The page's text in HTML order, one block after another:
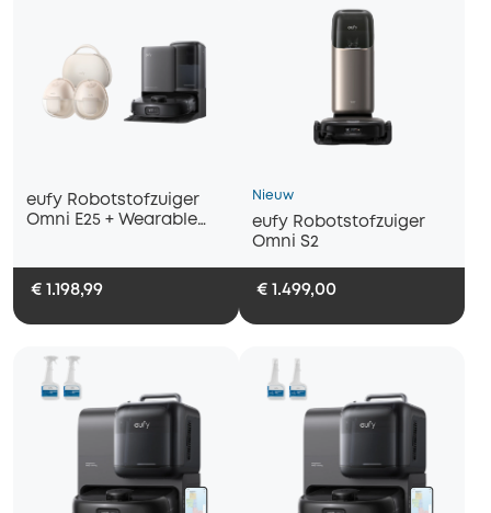
eufy Robotstofzuiger
Omni E25 + Wearable
€ 1.198,99
Nieuw
eufy Robotstofzuiger
Omni S2
€ 1.499,00